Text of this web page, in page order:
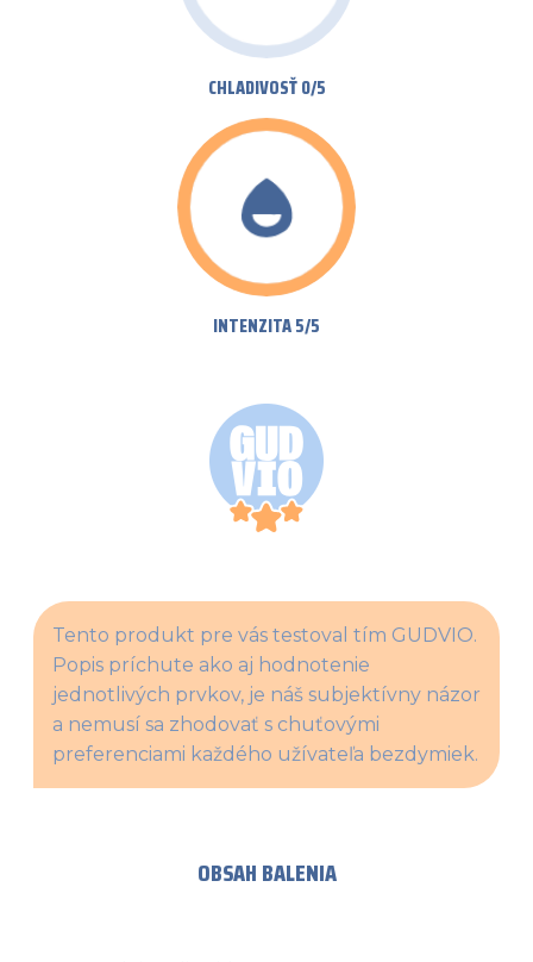
CHLADIVOSŤ 0/5
INTENZITA 5/5
Tento produkt pre vás testoval tím GUDVIO.
Popis príchute ako aj hodnotenie
jednotlivých prvkov, je náš subjektívny názor
a nemusí sa zhodovať s chuťovými
preferenciami každého užívateľa bezdymiek.
OBSAH BALENIA